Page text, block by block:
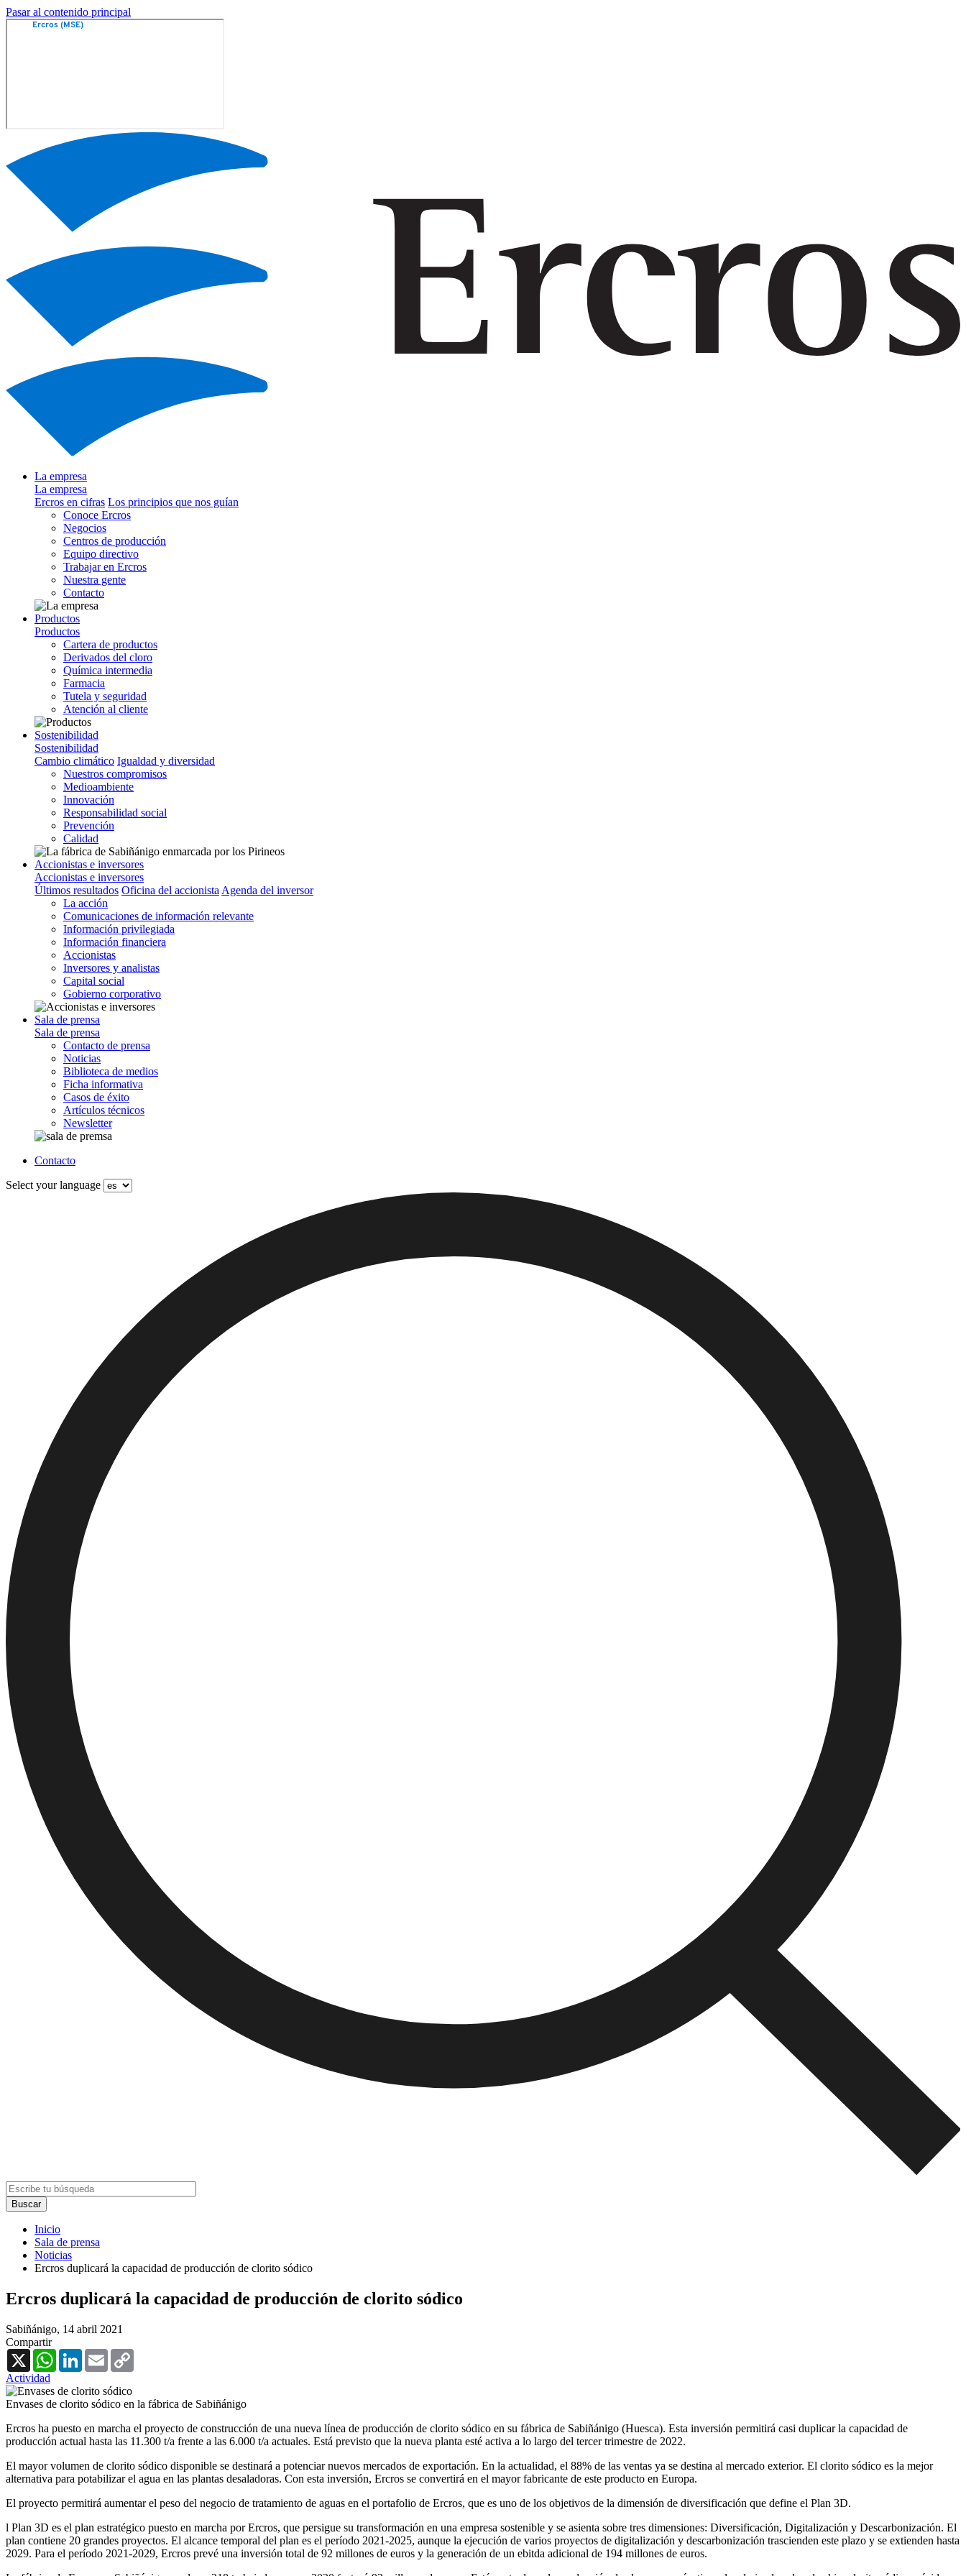
Pasar al contenido principal
La empresa
La empresa
Ercros en cifras Los principios que nos guían
Conoce Ercros
Negocios
Centros de producción
Equipo directivo
Trabajar en Ercros
Nuestra gente
Contacto
Productos
Productos
Cartera de productos
Derivados del cloro
Química intermedia
Farmacia
Tutela y seguridad
Atención al cliente
Sostenibilidad
Sostenibilidad
Cambio climático Igualdad y diversidad
Nuestros compromisos
Medioambiente
Innovación
Responsabilidad social
Prevención
Calidad
Accionistas e inversores
Accionistas e inversores
Últimos resultados Oficina del accionista Agenda del inversor
La acción
Comunicaciones de información relevante
Información privilegiada
Información financiera
Accionistas
Inversores y analistas
Capital social
Gobierno corporativo
Sala de prensa
Sala de prensa
Contacto de prensa
Noticias
Biblioteca de medios
Ficha informativa
Casos de éxito
Artículos técnicos
Newsletter
Contacto
Select your language
Inicio
Sala de prensa
Noticias
Ercros duplicará la capacidad de producción de clorito sódico
Ercros duplicará la capacidad de producción de clorito sódico
Sabiñánigo, 14 abril 2021
Compartir
X
WhatsAppLinkedInEmail
Actividad
Envases de clorito sódico en la fábrica de Sabiñánigo
Ercros ha puesto en marcha el proyecto de construcción de una nueva línea de producción de clorito sódico en su fábrica de Sabiñánigo (Huesca). Esta inversión permitirá casi duplicar la capacidad de
producción actual hasta las 11.300 t/a frente a las 6.000 t/a actuales. Está previsto que la nueva planta esté activa a lo largo del tercer trimestre de 2022.
El mayor volumen de clorito sódico disponible se destinará a potenciar nuevos mercados de exportación. En la actualidad, el 88% de las ventas ya se destina al mercado exterior. El clorito sódico es la mejor
alternativa para potabilizar el agua en las plantas desaladoras. Con esta inversión, Ercros se convertirá en el mayor fabricante de este producto en Europa.
El proyecto permitirá aumentar el peso del negocio de tratamiento de aguas en el portafolio de Ercros, que es uno de los objetivos de la dimensión de diversificación que define el Plan 3D.
l Plan 3D es el plan estratégico puesto en marcha por Ercros, que persigue su transformación en una empresa sostenible y se asienta sobre tres dimensiones: Diversificación, Digitalización y Descarbonización. El
plan contiene 20 grandes proyectos. El alcance temporal del plan es el período 2021-2025, aunque la ejecución de varios proyectos de digitalización y descarbonización trascienden este plazo y se extienden hasta
2029. Para el período 2021-2029, Ercros prevé una inversión total de 92 millones de euros y la generación de un ebitda adicional de 194 millones de euros.